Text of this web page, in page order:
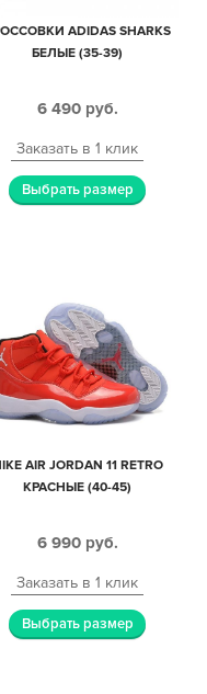
ADIDAS SHARKS
БЕЛЫЕ (35-39)
6 490 руб.
Заказать в 1 клик
Выбрать размер
AIR JORDAN 11 RETRO
КРАСНЫЕ (40-45)
6 990 руб.
Заказать в 1 клик
Выбрать размер